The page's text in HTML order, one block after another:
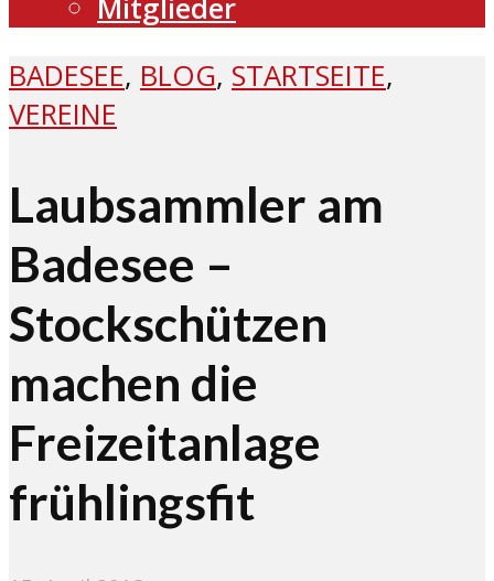
Mitglieder
BADESEE, BLOG, STARTSEITE,
VEREINE
Laubsammler am
Badesee –
Stockschützen
machen die
Freizeitanlage
frühlingsfit